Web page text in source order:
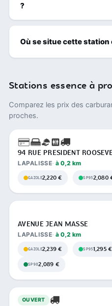
?
Où se situe cette station
Stations essence à
Comparez les prix des
proches.
94 RUE PRESIDENT
LAPALISSE à 0,2 km
GAZOLE2,220 € SP952,080
AVENUE JEAN MASSE
LAPALISSE à 0,2 km
GAZOLE2,239 € SP951,295 €
SP982,089 €
OUVERT